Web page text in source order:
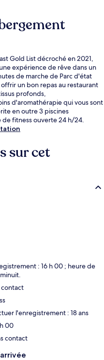
Gold List décroché en 2021,
expérience de rêve dans un
de marche de Parc d'état
un bon repas au restaurant
profonds,
d'aromathérapie qui vous sont
en outre 3 piscines
de fitness ouverte 24 h/24.
sur cet
: 16 h 00 ; heure de
contact
l'enregistrement : 18 ans
00
contact